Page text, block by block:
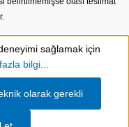
sağlamak için
bilgi...
olarak gerekli